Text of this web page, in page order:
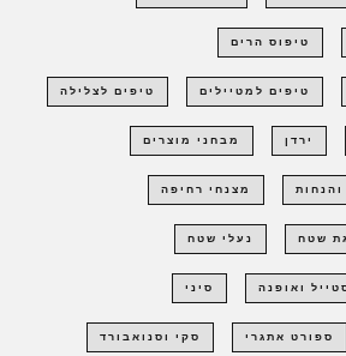
טיפוס הרים
טיפים למטיילים טיפים לצלילה
ירדן מבחני מוצרים
מצנחי רחיפה
שטח נעלי שטח
ואופנה סיני
ספורט אתגרי סקי וסנואבורד